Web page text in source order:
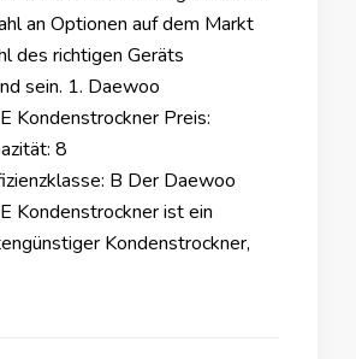
an Optionen auf dem Markt
des richtigen Geräts
sein. 1. Daewoo
Kondenstrockner Preis:
8
B Der Daewoo
Kondenstrockner ist ein
Kondenstrockner,